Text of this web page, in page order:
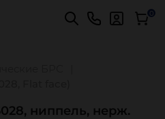
заказов Подробнее 0
ниппель, нерж.